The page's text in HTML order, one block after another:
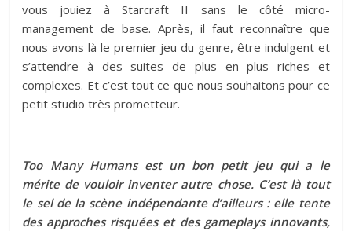
vous jouiez à Starcraft II sans le côté micro-
management de base. Après, il faut reconnaître que
nous avons là le premier jeu du genre, être indulgent et
s’attendre à des suites de plus en plus riches et
complexes. Et c’est tout ce que nous souhaitons pour ce
petit studio très prometteur.
Too Many Humans est un bon petit jeu qui a le
mérite de vouloir inventer autre chose. C’est là tout
le sel de la scène indépendante d’ailleurs : elle tente
des approches risquées et des gameplays innovants,